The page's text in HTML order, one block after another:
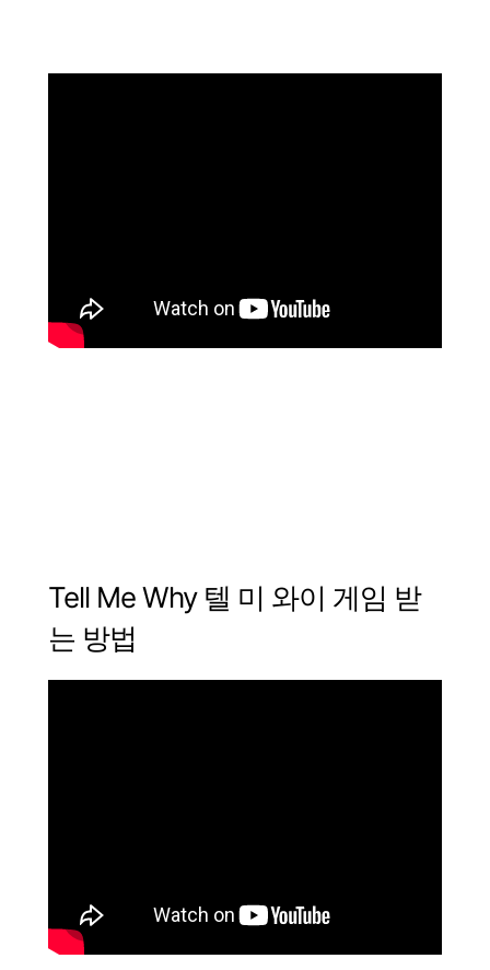
Tell Me Why 텔 미 와이 게임 받
는 방법